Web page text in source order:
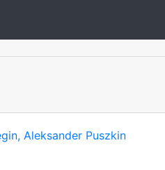
Aleksander Puszkin